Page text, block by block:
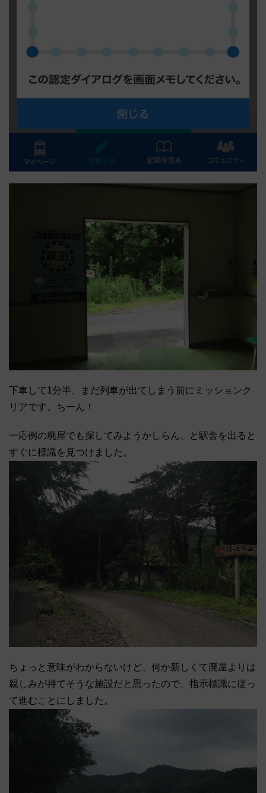
下車して1分半、まだ列車が出てしまう前にミッションク
リアです。ちーん！
一応例の廃屋でも探してみようかしらん、と駅舎を出ると
すぐに標識を見つけました。
ちょっと意味がわからないけど、何か新しくて廃屋よりは
親しみが持てそうな施設だと思ったので、指示標識に従っ
て進むことにしました。